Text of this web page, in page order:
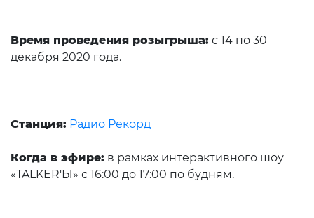
Время проведения розыгрыша: с 14 по 30
декабря 2020 года.
Станция: Радио Рекорд
Когда в эфире: в рамках интерактивного шоу
«TALKER'Ы» с 16:00 до 17:00 по будням.